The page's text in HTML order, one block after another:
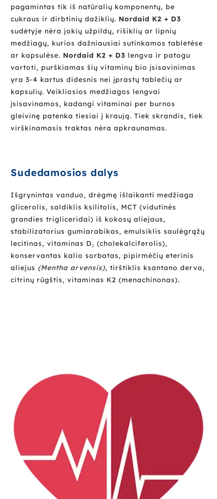
pagamintas tik iš natūralių komponentų, be
cukraus ir dirbtinių dažiklių. Nordaid K2 + D3
sudėtyje nėra jokių užpildų, rišiklių ar lipnių
medžiagų, kurios dažniausiai sutinkamos tabletėse
ar kapsulėse. Nordaid K2 + D3 lengva ir patogu
vartoti, purškiamas šių vitaminų bio įsisavinimas
yra 3-4 kartus didesnis nei įprastų tablečių ar
kapsulių. Veikliosios medžiagos lengvai
įsisavinamos, kadangi vitaminai per burnos
gleivinę patenka tiesiai į kraują. Tiek skrandis, tiek
virškinamasis traktas nėra apkraunamas.
Sudedamosios dalys
Išgrynintas vanduo, drėgmę išlaikanti medžiaga
glicerolis, saldiklis ksilitolis, MCT (vidutinės
grandies trigliceridai) iš kokosų aliejaus,
stabilizatorius gumiarabikas, emulsiklis saulėgrąžų
lecitinas, vitaminas D₃ (cholekalciferolis),
konservantas kalio sorbatas, pipirmėčių eterinis
aliejus (Mentha arvensis), tirštiklis ksantano derva,
citrinų rūgštis, vitaminas K2 (menachinonas).